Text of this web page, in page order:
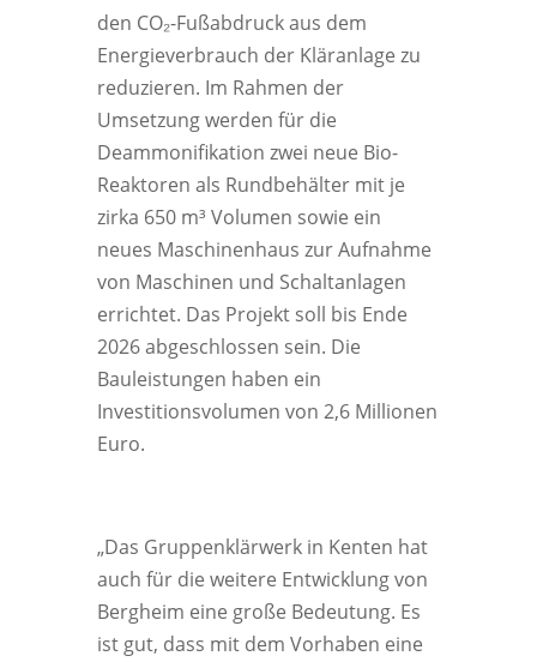
den CO₂-Fußabdruck aus dem
Energieverbrauch der Kläranlage zu
reduzieren. Im Rahmen der
Umsetzung werden für die
Deammonifikation zwei neue Bio-
Reaktoren als Rundbehälter mit je
zirka 650 m³ Volumen sowie ein
neues Maschinenhaus zur Aufnahme
von Maschinen und Schaltanlagen
errichtet. Das Projekt soll bis Ende
2026 abgeschlossen sein. Die
Bauleistungen haben ein
Investitionsvolumen von 2,6 Millionen
Euro.
„Das Gruppenklärwerk in Kenten hat
auch für die weitere Entwicklung von
Bergheim eine große Bedeutung. Es
ist gut, dass mit dem Vorhaben eine